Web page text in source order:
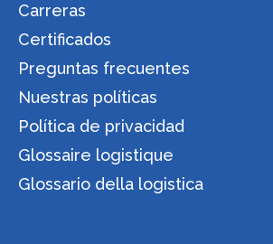
Carreras
Certificados
Preguntas frecuentes
Nuestras políticas
Política de privacidad
Glossaire logistique
Glossario della logistica